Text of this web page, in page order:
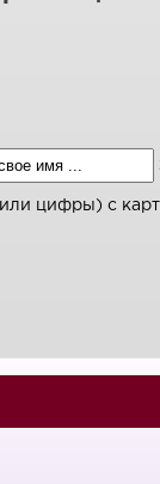
цифры) с